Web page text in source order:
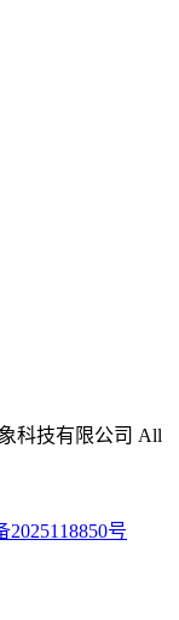
科技有限公司 All
2025118850号